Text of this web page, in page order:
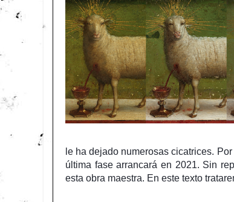
le ha dejado numerosas cicatrices.
última fase arrancará en 2021. Sin
esta obra maestra. En este texto